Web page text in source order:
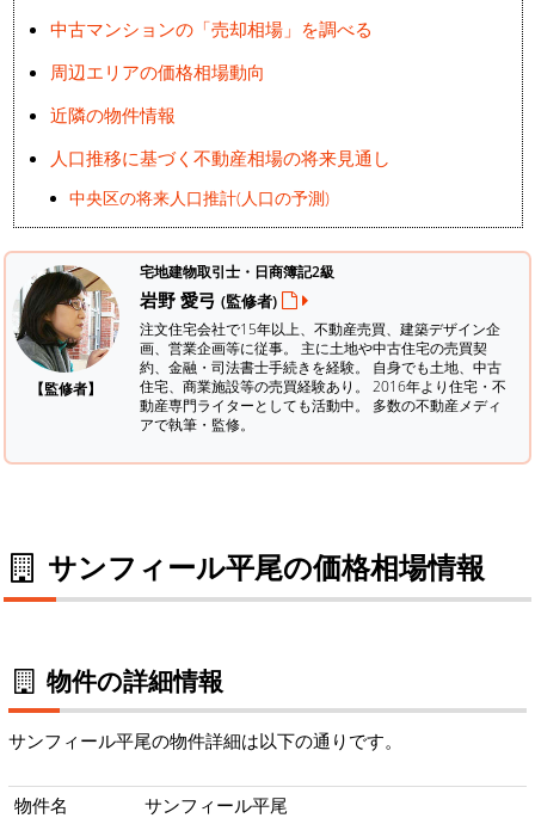
中古マンションの「売却相場」を調べる
周辺エリアの価格相場動向
近隣の物件情報
人口推移に基づく不動産相場の将来見通し
中央区の将来人口推計(人口の予測)
【監修者】
宅地建物取引士・日商簿記2級
岩野 愛弓 (監修者)
注文住宅会社で15年以上、不動産売買、建築デザイン企
画、営業企画等に従事。 主に土地や中古住宅の売買契
約、金融・司法書士手続きを経験。 自身でも土地、中古
住宅、商業施設等の売買経験あり。 2016年より住宅・不
動産専門ライターとしても活動中。 多数の不動産メディ
アで執筆・監修。
サンフィール平尾の価格相場情報
物件の詳細情報
サンフィール平尾の物件詳細は以下の通りです。
物件名
サンフィール平尾